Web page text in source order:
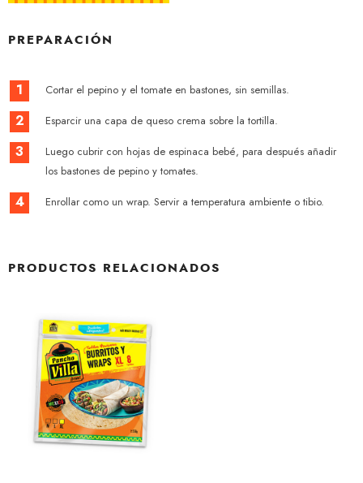
PREPARACIÓN
1 Cortar el pepino y el tomate en bastones, sin semillas.
2 Esparcir una capa de queso crema sobre la tortilla.
3
Luego cubrir con hojas de espinaca bebé, para después añadir
los bastones de pepino y tomates.
4 Enrollar como un wrap. Servir a temperatura ambiente o tibio.
PRODUCTOS RELACIONADOS